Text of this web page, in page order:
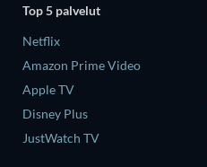
Top 5 palvelut
Netflix
Amazon Prime Video
Apple TV
Disney Plus
JustWatch TV